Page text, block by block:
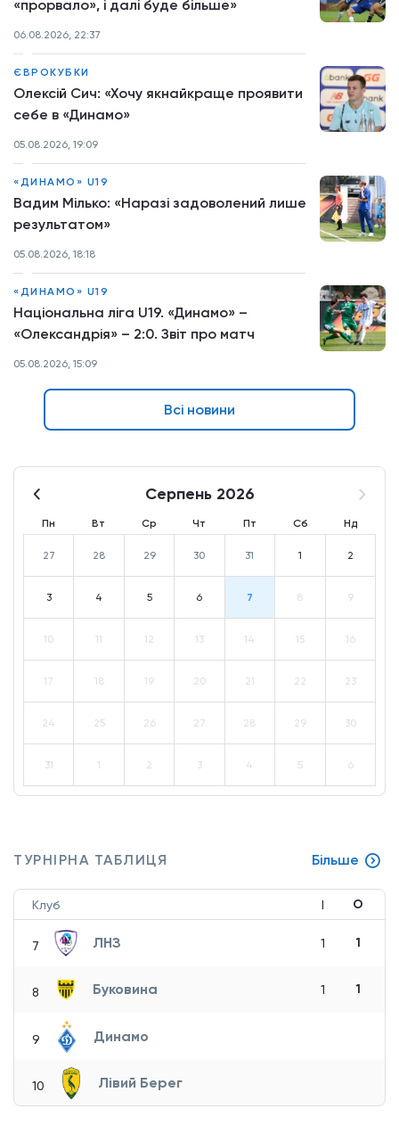
«прорвало», і далі буде більше»
06.08.2026, 22:37
ЄВРОКУБКИ
Олексій Сич: «Хочу якнайкраще проявити
себе в «Динамо»
05.08.2026, 19:09
«ДИНАМО» U19
Вадим Мілько: «Наразі задоволений лише
результатом»
05.08.2026, 18:18
«ДИНАМО» U19
Національна ліга U19. «Динамо» –
«Олександрія» – 2:0. Звіт про матч
05.08.2026, 15:09
Всі новини
Серпень 2026
Пн Вт Ср Чт Пт Сб Нд
27 28 29 30 31 1 2
3 4 5 6 7 8 9
10 11 12 13 14 15 16
17 18 19 20 21 22 23
24 25 26 27 28 29 30
31 1 2 3 4 5 6
ТУРНІРНА ТАБЛИЦЯ Більше
Клуб І О
7 ЛНЗ 1 1
8 Буковина 1 1
9 Динамо
10 Лівий Берег